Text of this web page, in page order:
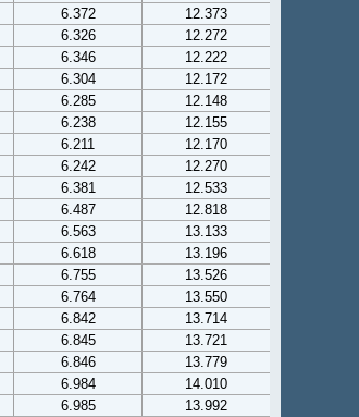
6.372
12.373
6.326
12.272
6.346
12.222
6.304
12.172
6.285
12.148
6.238
12.155
6.211
12.170
6.242
12.270
6.381
12.533
6.487
12.818
6.563
13.133
6.618
13.196
6.755
13.526
6.764
13.550
6.842
13.714
6.845
13.721
6.846
13.779
6.984
14.010
6.985
13.992